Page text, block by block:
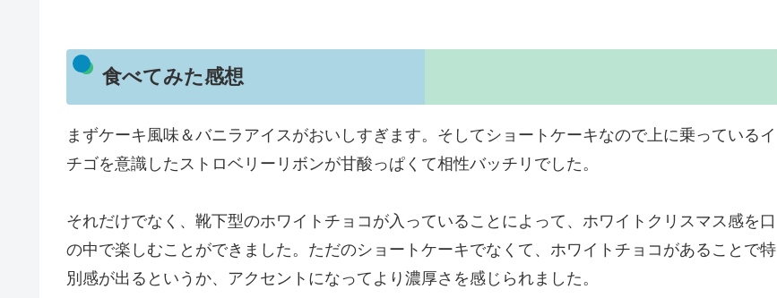
食べてみた感想
まずケーキ風味＆バニラアイスがおいしすぎます。そしてショートケーキなので上に乗っているイ
チゴを意識したストロベリーリボンが甘酸っぱくて相性バッチリでした。
それだけでなく、靴下型のホワイトチョコが入っていることによって、ホワイトクリスマス感を口
の中で楽しむことができました。ただのショートケーキでなくて、ホワイトチョコがあることで特
別感が出るというか、アクセントになってより濃厚さを感じられました。